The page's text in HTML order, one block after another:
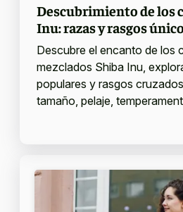
Descubrimiento de los
Inu: razas y rasgos
Descubre el encanto de los
mezclados Shiba Inu,
populares y rasgos
tamaño, pelaje,